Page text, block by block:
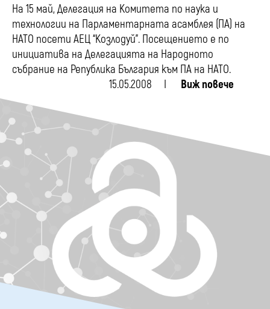
На 15 май, Делегация на Комитета по наука и
технологии на Парламентарната асамблея (ПА) на
НАТО посети АЕЦ “Козлодуй”. Посещението е по
инициатива на Делегацията на Народното
събрание на Република България към ПА на НАТО.
15.05.2008
Виж повече